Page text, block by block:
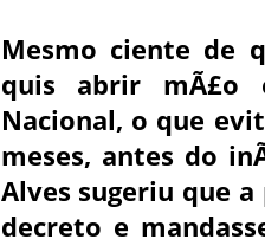
Mesmo ciente de
quis abrir mÃ£o
Nacional, o que
meses, antes do
Alves sugeriu que
decreto e